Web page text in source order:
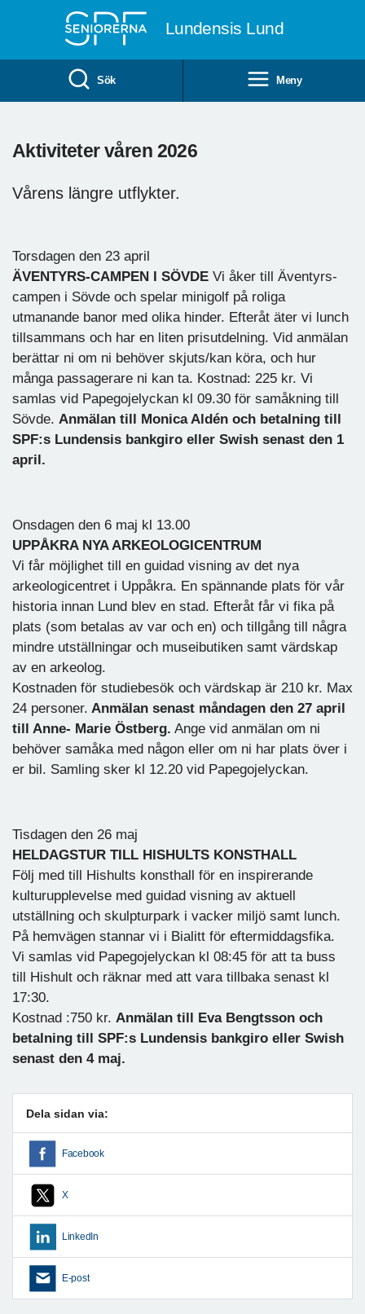
Lundensis Lund
Sök Meny
Aktiviteter våren 2026
Vårens längre utflykter.
Torsdagen den 23 april
ÄVENTYRS-CAMPEN I SÖVDE Vi åker till Äventyrs-
campen i Sövde och spelar minigolf på roliga
utmanande banor med olika hinder. Efteråt äter vi lunch
tillsammans och har en liten prisutdelning. Vid anmälan
berättar ni om ni behöver skjuts/kan köra, och hur
många passagerare ni kan ta. Kostnad: 225 kr. Vi
samlas vid Papegojelyckan kl 09.30 för samåkning till
Sövde. Anmälan till Monica Aldén och betalning till
SPF:s Lundensis bankgiro eller Swish senast den 1
april.
Onsdagen den 6 maj kl 13.00
UPPÅKRA NYA ARKEOLOGICENTRUM
Vi får möjlighet till en guidad visning av det nya
arkeologicentret i Uppåkra. En spännande plats för vår
historia innan Lund blev en stad. Efteråt får vi fika på
plats (som betalas av var och en) och tillgång till några
mindre utställningar och museibutiken samt värdskap
av en arkeolog.
Kostnaden för studiebesök och värdskap är 210 kr. Max
24 personer. Anmälan senast måndagen den 27 april
till Anne- Marie Östberg. Ange vid anmälan om ni
behöver samåka med någon eller om ni har plats över i
er bil. Samling sker kl 12.20 vid Papegojelyckan.
Tisdagen den 26 maj
HELDAGSTUR TILL HISHULTS KONSTHALL
Följ med till Hishults konsthall för en inspirerande
kulturupplevelse med guidad visning av aktuell
utställning och skulpturpark i vacker miljö samt lunch.
På hemvägen stannar vi i Bialitt för eftermiddagsfika.
Vi samlas vid Papegojelyckan kl 08:45 för att ta buss
till Hishult och räknar med att vara tillbaka senast kl
17:30.
Kostnad :750 kr. Anmälan till Eva Bengtsson och
betalning till SPF:s Lundensis bankgiro eller Swish
senast den 4 maj.
Dela sidan via:
Facebook
X
LinkedIn
E-post